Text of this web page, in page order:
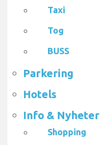
Taxi
Tog
BUSS
Parkering
Hotels
Info & Nyheter
Shopping